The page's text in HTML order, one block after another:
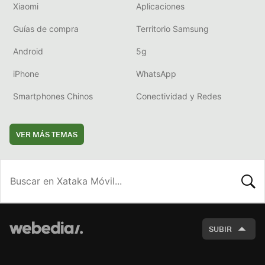
Xiaomi Aplicaciones
Guías de compra Territorio Samsung
Android 5g
iPhone WhatsApp
Smartphones Chinos Conectividad y Redes
VER MÁS TEMAS
SUBIR